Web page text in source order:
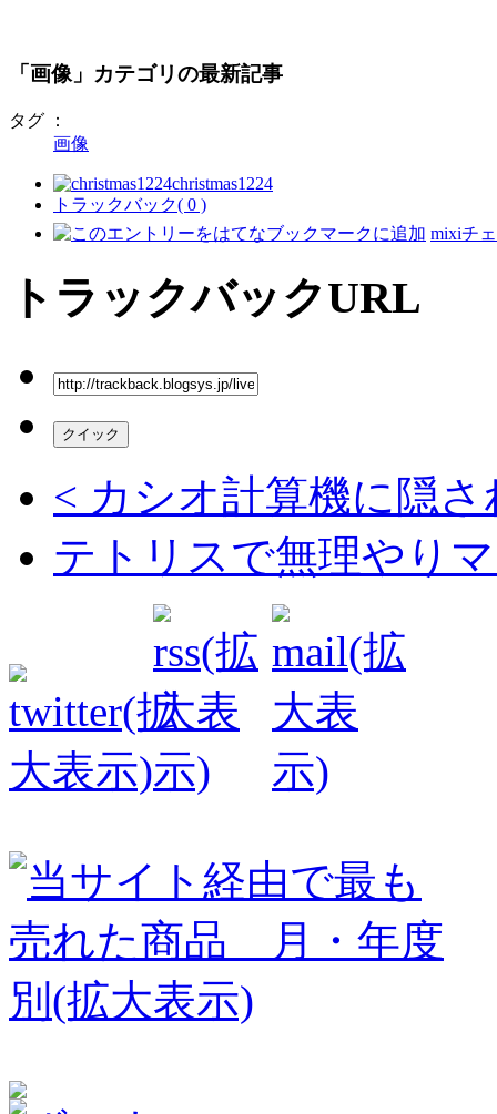
「画像」カテゴリの最新記事
タグ ：
画像
christmas1224
トラックバック( 0 )
mixiチ
トラックバックURL
< カシオ計算機に隠
テトリスで無理やり